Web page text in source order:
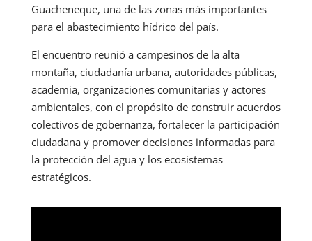
Guacheneque, una de las zonas más importantes
para el abastecimiento hídrico del país.
El encuentro reunió a campesinos de la alta
montaña, ciudadanía urbana, autoridades públicas,
academia, organizaciones comunitarias y actores
ambientales, con el propósito de construir acuerdos
colectivos de gobernanza, fortalecer la participación
ciudadana y promover decisiones informadas para
la protección del agua y los ecosistemas
estratégicos.